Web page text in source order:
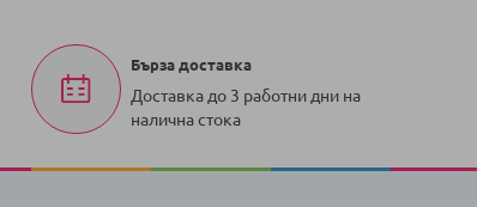
Бърза доставка
Доставка до 3 работни дни на
налична стока